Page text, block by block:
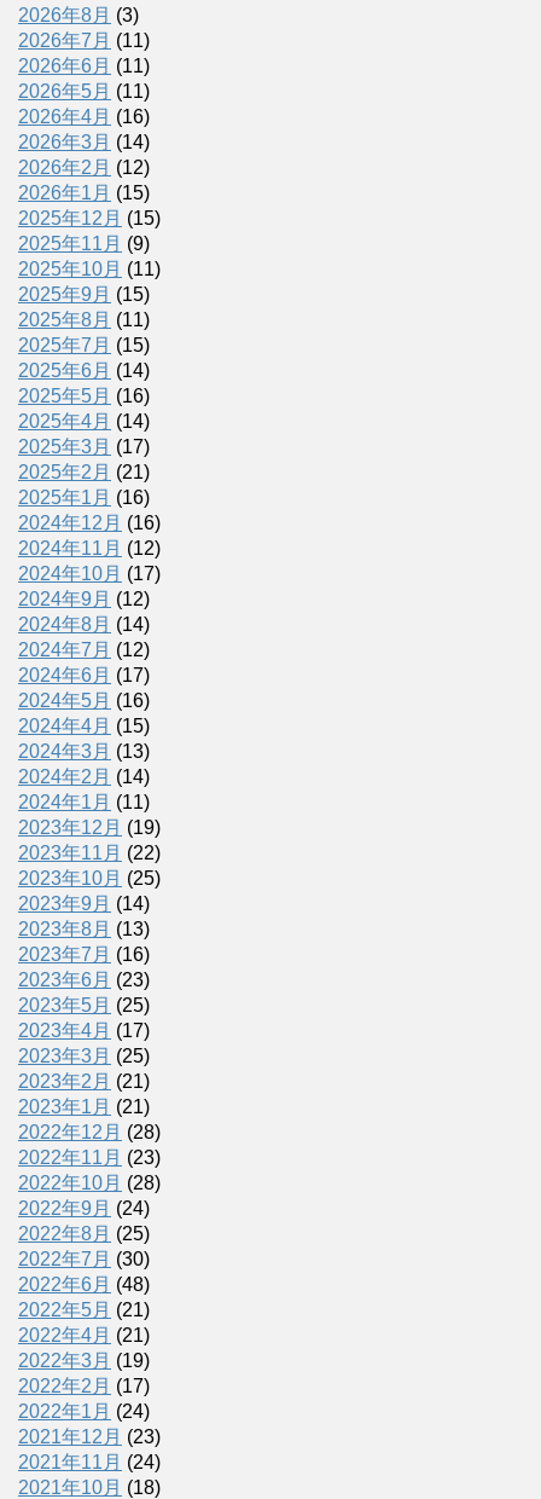
2026年8月 (3)
2026年7月 (11)
2026年6月 (11)
2026年5月 (11)
2026年4月 (16)
2026年3月 (14)
2026年2月 (12)
2026年1月 (15)
2025年12月 (15)
2025年11月 (9)
2025年10月 (11)
2025年9月 (15)
2025年8月 (11)
2025年7月 (15)
2025年6月 (14)
2025年5月 (16)
2025年4月 (14)
2025年3月 (17)
2025年2月 (21)
2025年1月 (16)
2024年12月 (16)
2024年11月 (12)
2024年10月 (17)
2024年9月 (12)
2024年8月 (14)
2024年7月 (12)
2024年6月 (17)
2024年5月 (16)
2024年4月 (15)
2024年3月 (13)
2024年2月 (14)
2024年1月 (11)
2023年12月 (19)
2023年11月 (22)
2023年10月 (25)
2023年9月 (14)
2023年8月 (13)
2023年7月 (16)
2023年6月 (23)
2023年5月 (25)
2023年4月 (17)
2023年3月 (25)
2023年2月 (21)
2023年1月 (21)
2022年12月 (28)
2022年11月 (23)
2022年10月 (28)
2022年9月 (24)
2022年8月 (25)
2022年7月 (30)
2022年6月 (48)
2022年5月 (21)
2022年4月 (21)
2022年3月 (19)
2022年2月 (17)
2022年1月 (24)
2021年12月 (23)
2021年11月 (24)
2021年10月 (18)